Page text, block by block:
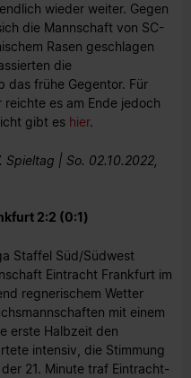
wieder weiter. Gegen
die Mannschaft von SC-
Rasen geschlagen
die
das frühe Gegentor. Für
es am Ende jedoch
gibt es hier.
| So. 02.10.2022,
2:2 (0:1)
Staffel Süd/Südwest
Eintracht Frankfurt im
regnerischem Wetter
mit einem
erste Halbzeit den
intensiv, die Stimmung
21. Minute traf Eintracht-